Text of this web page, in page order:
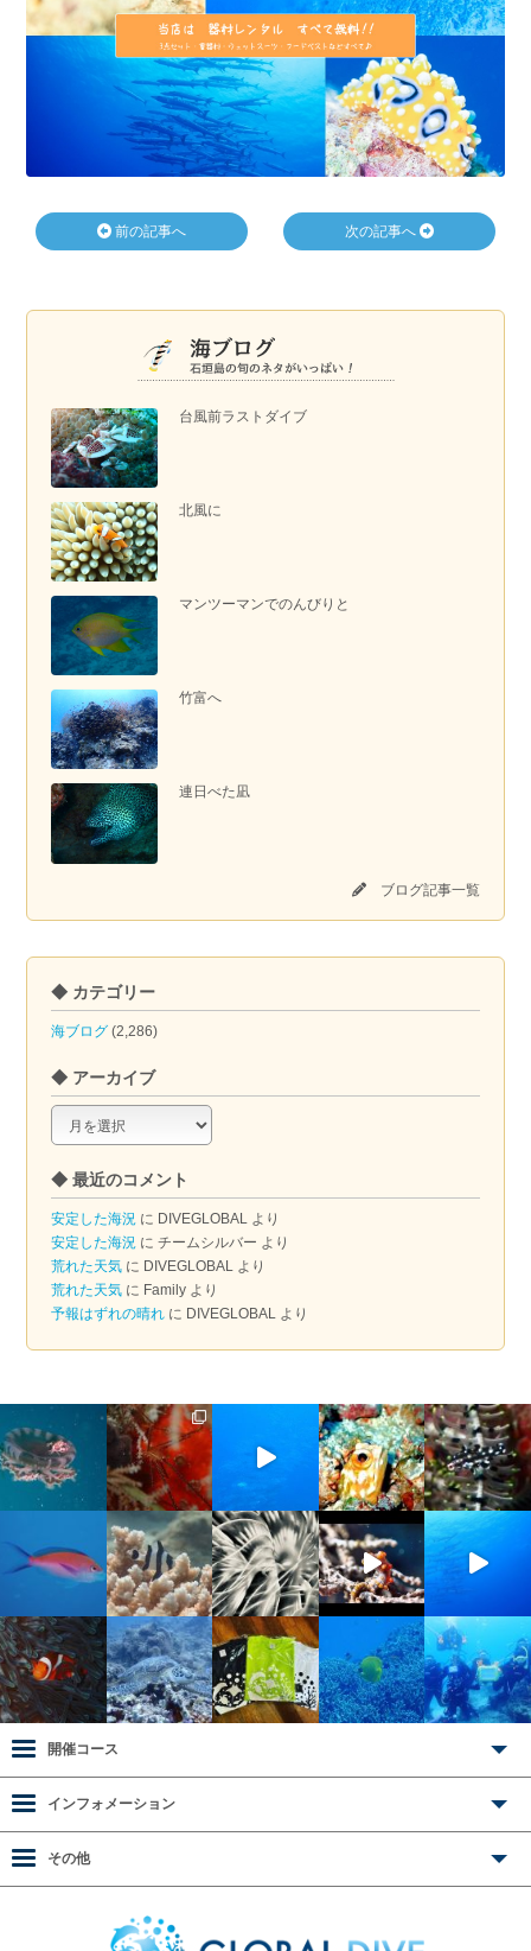
台風前ラストダイブ
北風に
マンツーマンでのんびりと
竹富へ
連日べた凪
ブログ記事一覧
◆ カテゴリー
海ブログ (2,286)
◆ アーカイブ
◆
ア
カ
イ
ブ
◆ 最近のコメント
安定した海況 に DIVEGLOBAL より
安定した海況 にチームシルバー より
荒れた天気 に DIVEGLOBAL より
荒れた天気 に Family より
予報はずれの晴れ に DIVEGLOBAL より
前の記事へ 次の記事へ
開催コース
インフォメーション
その他